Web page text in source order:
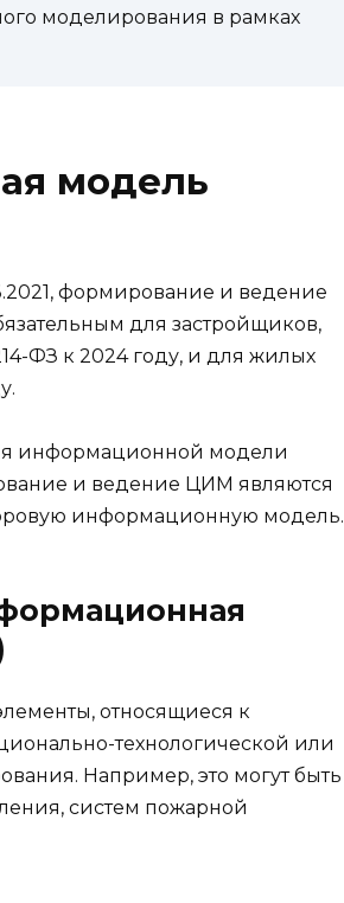
моделирования в рамках
модель
формирование и ведение
для застройщиков,
ФЗ к 2024 году, и для жилых
информационной модели
и ведение ЦИМ являются
информационную модель.
относящиеся к
технологической или
Например, это могут быть
систем пожарной